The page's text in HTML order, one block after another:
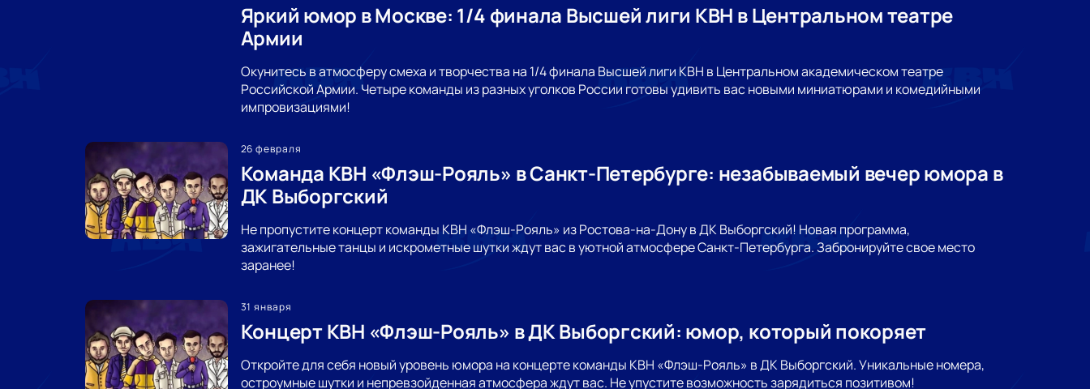
Яркий юмор в Москве: 1/4 финала Высшей лиги КВН в Центральном театре
Армии
Окунитесь в атмосферу смеха и творчества на 1/4 финала Высшей лиги КВН в Центральном академическом театре
Российской Армии. Четыре команды из разных уголков России готовы удивить вас новыми миниатюрами и комедийными
импровизациями!
26 февраля
Команда КВН «Флэш-Рояль» в Санкт-Петербурге: незабываемый вечер юмора в
ДК Выборгский
Не пропустите концерт команды КВН «Флэш-Рояль» из Ростова-на-Дону в ДК Выборгский! Новая программа,
зажигательные танцы и искрометные шутки ждут вас в уютной атмосфере Санкт-Петербурга. Забронируйте свое место
заранее!
31 января
Концерт КВН «Флэш-Рояль» в ДК Выборгский: юмор, который покоряет
Откройте для себя новый уровень юмора на концерте команды КВН «Флэш-Рояль» в ДК Выборгский. Уникальные номера,
остроумные шутки и непревзойденная атмосфера ждут вас. Не упустите возможность зарядиться позитивом!